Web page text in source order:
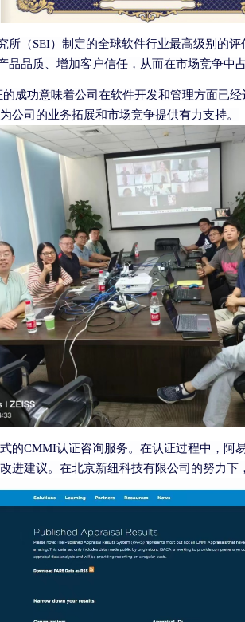
所（SEI）制定的全球软件行业最高级别的
品质、增加客户信任，从而在市场竞争中
的成功意味着公司在软件开发和管理方面已
公司的业务拓展和市场竞争提供有力支持。
的CMMI认证咨询服务。在认证过程中，阿
进建议。在北京新纽科技有限公司的努力下